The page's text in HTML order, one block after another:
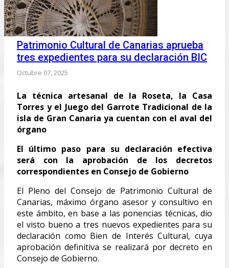
Patrimonio Cultural de Canarias aprueba
tres expedientes para su declaración BIC
Octubre 07, 2025
La técnica artesanal de la Roseta, la Casa
Torres y el Juego del Garrote Tradicional de la
isla de Gran Canaria ya cuentan con el aval del
órgano
El último paso para su declaración efectiva
será con la aprobación de los decretos
correspondientes en Consejo de Gobierno
El Pleno del Consejo de Patrimonio Cultural de
Canarias, máximo órgano asesor y consultivo en
este ámbito, en base a las ponencias técnicas, dio
el visto bueno a tres nuevos expedientes para su
declaración como Bien de Interés Cultural, cuya
aprobación definitiva se realizará por decreto en
Consejo de Gobierno.